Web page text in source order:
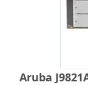
Aruba